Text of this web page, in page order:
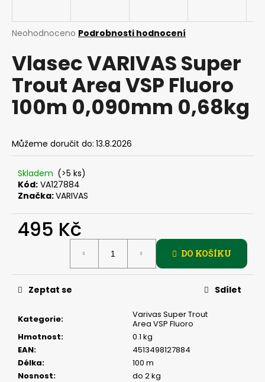
Průměrné
produktu
je
0,0
5
hvězdiček.
Neohodnoceno Podrobnosti hodnocení
Vlasec VARIVAS Super
Trout Area VSP Fluoro
100m 0,090mm 0,68kg
Můžeme doručit do: 13.8.2026
Skladem (>5 ks)
Kód: VA127884
Značka:VARIVAS
495 Kč
DO KOŠÍKU
Kategorie:
Varivas Super Trout
Area VSP Fluoro
Hmotnost:
0.1 kg
EAN:
4513498127884
Délka:
100 m
Nosnost:
do 2 kg
Zeptat se Sdílet
j
t
?
D
o
p
o
u
m
e
ČEBURAŠKA
STANDUP